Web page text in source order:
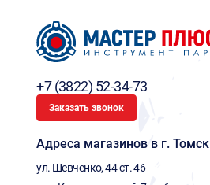
+7 (3822) 52-34-73
Заказать звонок
Адреса магазинов в г. Томск
ул. Шевченко, 44 ст. 46